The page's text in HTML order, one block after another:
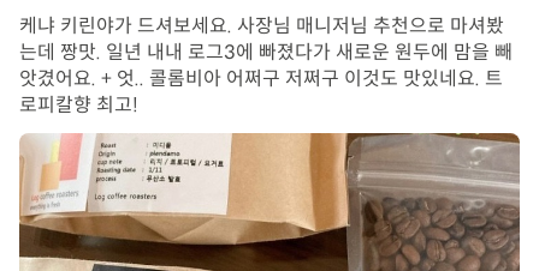
케냐 키린야가 드셔보세요. 사장님 매니저님 추천으로 마셔봤
는데 짱맛. 일년 내내 로그3에 빠졌다가 새로운 원두에 맘을 빼
앗겼어요. + 엇.. 콜롬비아 어쩌구 저쩌구 이것도 맛있네요. 트
로피칼향 최고!